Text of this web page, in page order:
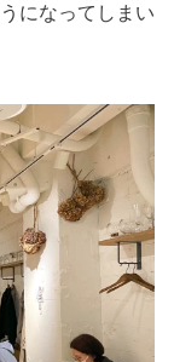
になってしまい